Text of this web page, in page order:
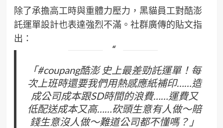
除了承擔高工時與重體力壓力，黑貓員工對酷澎
託運單設計也表達強烈不滿。社群廣傳的貼文指
出：
「#coupang酷澎 史上最差勁託運單！每
次上班時還要我們用熱感應紙補印……造
成公司成本跟SD時間的浪費……運費又
低配送成本又高……砍頭生意有人做～賠
錢生意沒人做～難道公司都不懂嗎？」